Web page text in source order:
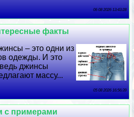
06 08 2026 13:43:28
факты
– это одни из
одежды. И это
джинсы
массу...
05 08 2026 16:56:39
с примерами